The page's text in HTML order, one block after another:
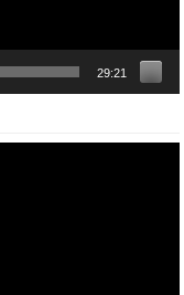
29:21